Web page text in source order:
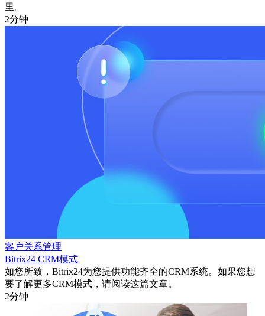
里。
2分钟
客户关系管理
Bitrix24 CRM模式
如您所致，Bitrix24为您提供功能齐全的CRM系统。如果您想
要了解更多CRM模式，请阅读这篇文章。
2分钟